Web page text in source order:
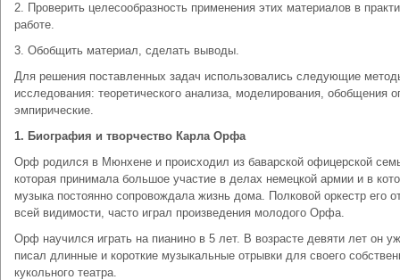
2. Проверить целесообразность применения этих материалов в
работе.
3. Обобщить материал, сделать выводы.
Для решения поставленных задач использовались следующие
исследования: теоретического анализа, моделирования, обобщения
эмпирические.
1. Биография и творчество Карла Орфа
Орф родился в Мюнхене и происходил из баварской офицерской
которая принимала большое участие в делах немецкой армии и в
музыка постоянно сопровождала жизнь дома. Полковой оркестр его
всей видимости, часто играл произведения молодого Орфа.
Орф научился играть на пианино в 5 лет. В возрасте девяти лет он
писал длинные и короткие музыкальные отрывки для своего
кукольного театра.